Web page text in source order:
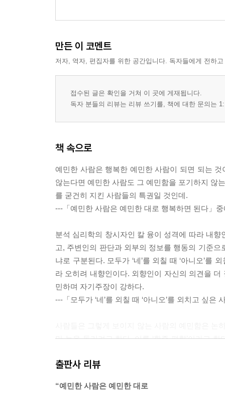
만든 이 코멘트
저자, 역자, 편집자를 위한 공간입니다. 독자들에게 전하
접수된 글은 확인을 거쳐 이 곳에 게재됩니다.
독자 분들의 리뷰는 리뷰 쓰기를, 책에 대한 문의는
책 속으로
예민한 사람은 행복한 예민한 사람이 되면 되는
않는다면 예민한 사람도 그 예민함을 포기하지 않
를 굳건히 지킨 사람들의 특권일 것인데.
---「예민한 사람은 예민한 대로 행복하면 된다」
분석 심리학의 창시자인 칼 융이 성격에 따라 내
고, 주변인의 판단과 외부의 정보를 행동의 기준
냐로 구분된다. 모두가 ‘네’를 외칠 때 ‘아니오’
라 오히려 내향인이다. 외향인이 자신의 의견을
민하며 자기주장이 강하다.
---「모두가 ‘네’를 외칠 때 ‘아니오’를 외치고 싶은
만 눈을 돌리려고 한다. 이를 ‘확증 편향’이라고
로 옆에 있던 통통한 사람의 예민함을 논하는 것
출판사 리뷰
“예민한 사람은 예민한 대로